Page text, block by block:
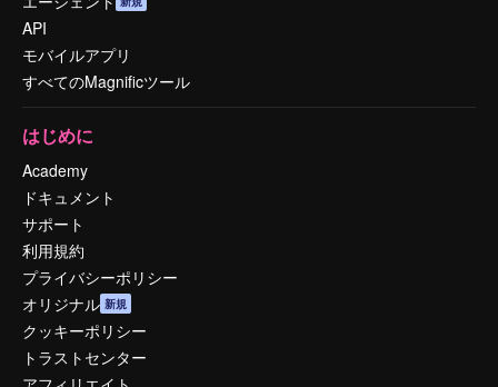
API
モバイルアプリ
すべてのMagnificツール
はじめに
Academy
ドキュメント
サポート
利用規約
プライバシーポリシー
オリジナル 新規
クッキーポリシー
トラストセンター